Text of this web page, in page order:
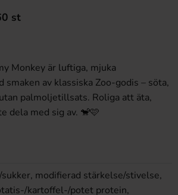
st
Monkey är luftiga, mjuka
smaken av klassiska Zoo-godis – söta,
palmoljetillsats. Roliga att äta,
dela med sig av. 🐒🩷
modifierad stärkelse/stivelse,
kartoffel-/potet protein,